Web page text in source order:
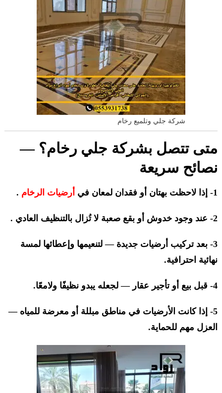
شركة جلي وتلميع رخام
متى تتصل بشركة جلي رخام؟ —
نصائح سريعة
1- إذا لاحظت بهتان أو فقدان لمعان في أرضيات الرخام .
2- عند وجود خدوش أو بقع صعبة لا تُزال بالتنظيف العادي .
3- بعد تركيب أرضيات جديدة — لتنعيمها وإعطائها لمسة
نهائية احترافية.
4- قبل بيع أو تأجير عقار — لجعله يبدو نظيفًا ولامعًا.
5- إذا كانت الأرضيات في مناطق مبللة أو معرضة للمياه —
العزل مهم للحماية.